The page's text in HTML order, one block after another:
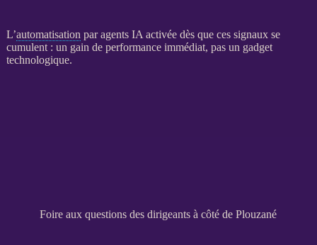
L’automatisation paragents IA activée dès que ces signaux se
cumulent : un gain de performance immédiat, pas un gadget
technologique.
Foire aux questions des dirigeants à côté de Plouzané